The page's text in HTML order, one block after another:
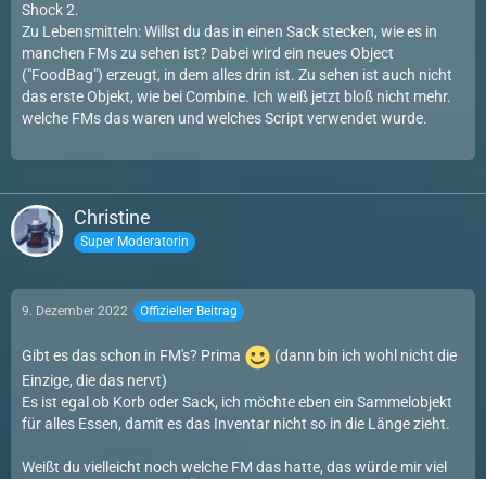
Shock 2.
Zu Lebensmitteln: Willst du das in einen Sack stecken, wie es in
manchen FMs zu sehen ist? Dabei wird ein neues Object
("FoodBag") erzeugt, in dem alles drin ist. Zu sehen ist auch nicht
das erste Objekt, wie bei Combine. Ich weiß jetzt bloß nicht mehr.
welche FMs das waren und welches Script verwendet wurde.
Christine
Super Moderatorin
9. Dezember 2022 Offizieller Beitrag
Gibt es das schon in FM's? Prima
(dann bin ich wohl nicht die
Einzige, die das nervt)
Es ist egal ob Korb oder Sack, ich möchte eben ein Sammelobjekt
für alles Essen, damit es das Inventar nicht so in die Länge zieht.
Weißt du vielleicht noch welche FM das hatte, das würde mir viel